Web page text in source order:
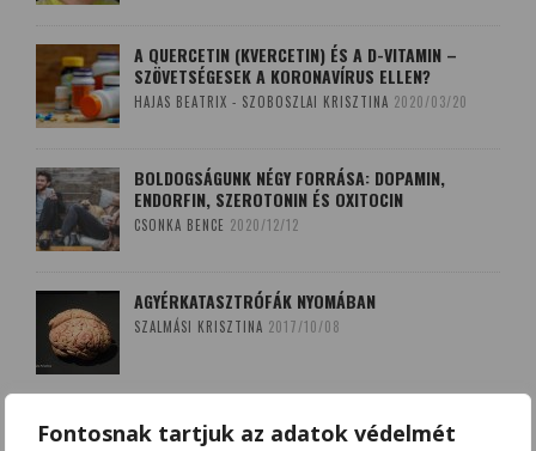
Fontosnak tartjuk az adatok védelmét
A QUERCETIN (KVERCETIN) ÉS A D-VITAMIN –
SZÖVETSÉGESEK A KORONAVÍRUS ELLEN?
HAJAS BEATRIX - SZOBOSZLAI KRISZTINA 2020/03/20
BOLDOGSÁGUNK NÉGY FORRÁSA: DOPAMIN,
ENDORFIN, SZEROTONIN ÉS OXITOCIN
CSONKA BENCE 2020/12/12
AGYÉRKATASZTRÓFÁK NYOMÁBAN
SZALMÁSI KRISZTINA 2017/10/08
A LEKOPOGÁS BABONÁJA